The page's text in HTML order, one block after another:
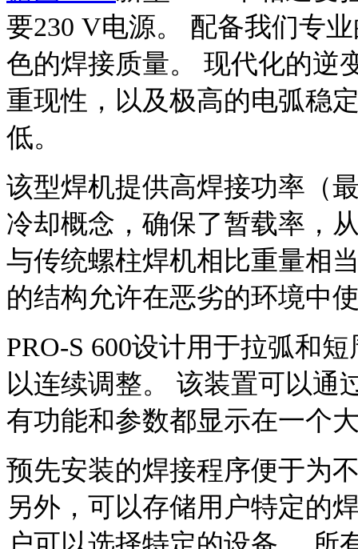
要230 V电源。 配备我们专
色的焊接质量。 现代化的逆
重现性，以及极高的电弧稳
低。
该型焊机提供高焊接功率（
冷却概念，确保了暂载率，
与传统螺柱焊机相比重量相
的结构允许在恶劣的环境中
PRO-S 600设计用于拉弧和
以连续调整。 该装置可以通
有功能和参数都显示在一个
预先安装的焊接程序便于为
另外，可以存储用户特定的